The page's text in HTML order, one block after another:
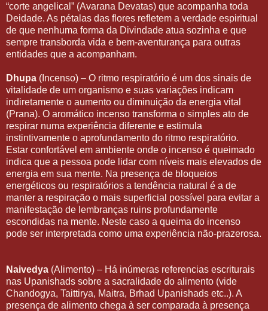
“corte angelical” (Avarana Devatas) que acompanha toda
Deidade. As pétalas das flores refletem a verdade espiritual
de que nenhuma forma da Divindade atua sozinha e que
sempre transborda vida e bem-aventurança para outras
entidades que a acompanham.
Dhupa (Incenso) – O ritmo respiratório é um dos sinais de
vitalidade de um organismo e suas variações indicam
indiretamente o aumento ou diminuição da energia vital
(Prana). O aromático incenso transforma o simples ato de
respirar numa experiência diferente e estimula
instintivamente o aprofundamento do ritmo respiratório.
Estar confortável em ambiente onde o incenso é queimado
indica que a pessoa pode lidar com níveis mais elevados de
energia em sua mente. Na presença de bloqueios
energéticos ou respiratórios a tendência natural é a de
manter a respiração o mais superficial possível para evitar a
manifestação de lembranças ruins profundamente
escondidas na mente. Neste caso a queima do incenso
pode ser interpretada como uma experiência não-prazerosa.
Naivedya (Alimento) – Há inúmeras referencias escriturais
nas Upanishads sobre a sacralidade do alimento (vide
Chandogya, Taittirya, Maitra, Brhad Upanishads etc..). A
presença de alimento chega à ser comparada à presença